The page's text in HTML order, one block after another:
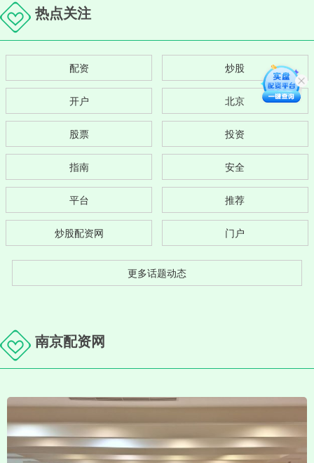
热点关注
配资 炒股
开户 北京
股票 投资
指南 安全
平台 推荐
炒股配资网 门户
更多话题动态
南京配资网